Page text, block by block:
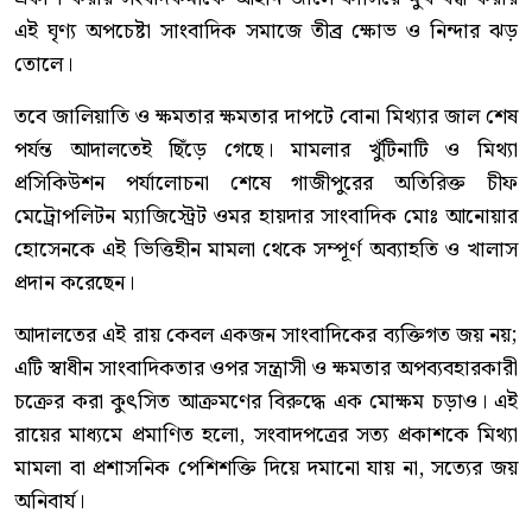
এই ঘৃণ্য অপচেষ্টা সাংবাদিক সমাজে তীব্র ক্ষোভ ও নিন্দার ঝড়
তোলে।
তবে জালিয়াতি ও ক্ষমতার ক্ষমতার দাপটে বোনা মিথ্যার জাল শেষ
পর্যন্ত আদালতেই ছিঁড়ে গেছে। মামলার খুঁটিনাটি ও মিথ্যা
প্রসিকিউশন পর্যালোচনা শেষে গাজীপুরের অতিরিক্ত চীফ
মেট্রোপলিটন ম্যাজিস্ট্রেট ওমর হায়দার সাংবাদিক মোঃ আনোয়ার
হোসেনকে এই ভিত্তিহীন মামলা থেকে সম্পূর্ণ অব্যাহতি ও খালাস
প্রদান করেছেন।
আদালতের এই রায় কেবল একজন সাংবাদিকের ব্যক্তিগত জয় নয়;
এটি স্বাধীন সাংবাদিকতার ওপর সন্ত্রাসী ও ক্ষমতার অপব্যবহারকারী
চক্রের করা কুৎসিত আক্রমণের বিরুদ্ধে এক মোক্ষম চড়াও। এই
রায়ের মাধ্যমে প্রমাণিত হলো, সংবাদপত্রের সত্য প্রকাশকে মিথ্যা
মামলা বা প্রশাসনিক পেশিশক্তি দিয়ে দমানো যায় না, সত্যের জয়
অনিবার্য।